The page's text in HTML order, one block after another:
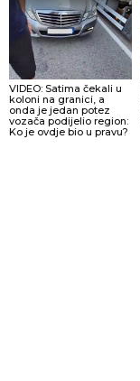
VIDEO: Satima čekali u
koloni na granici, a
onda je jedan potez
vozača podijelio region:
Ko je ovdje bio u pravu?